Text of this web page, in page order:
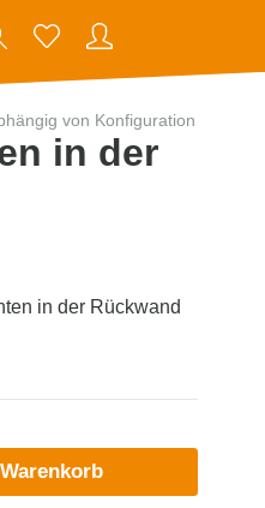
von Konfiguration
in der
in der Rückwand